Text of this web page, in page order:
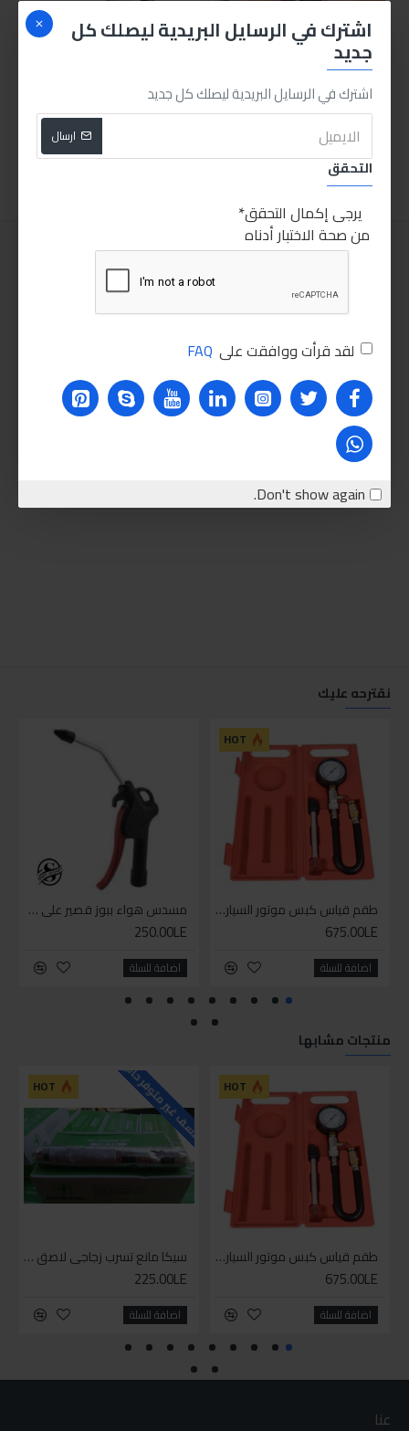
اشترك في الرسايل البريدية ليصلك كل
جديد
اشترك في الرسايل البريدية ليصلك كل جديد
ارسال
التحقق
يرجى إكمال التحقق
من صحة الاختبار أدناه
لقد قرأت ووافقت على FAQ
Don't show again.
بكره لاصق شكرتون حراري قماش
50.00LE
اضافة للسلة
175.00LE
اضافة للسلة
نقترحه عليك
HOT
طقم قياس كبس موتور السياره 3 ق
675.00LE
اضافة للسلة
مسدس هواء ببوز قصير على كارت
250.00LE
اضافة للسلة
منتجات مشابها
HOT
طقم قياس كبس موتور السياره 3 ق
675.00LE
اضافة للسلة
HOT للاسف غير متوفر حاليا
سيكا مانع تسرب زجاجي لاصق اسود 600 مل
225.00LE
اضافة للسلة
عنا